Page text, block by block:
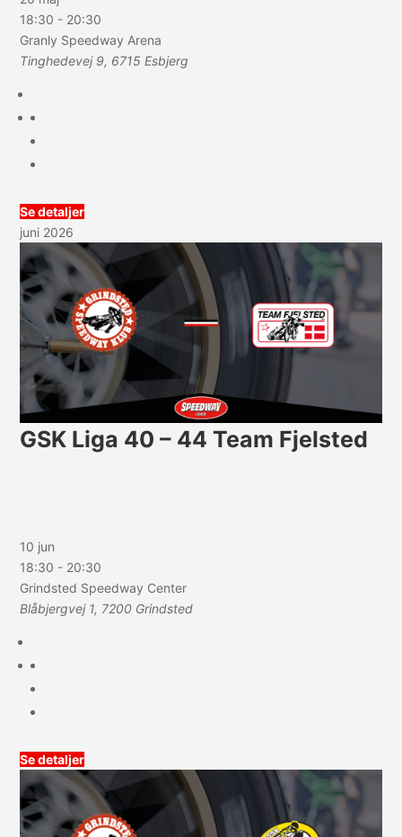
18:30 - 20:30
Granly Speedway Arena
Tinghedevej 9, 6715 Esbjerg
Se detaljer
juni 2026
GSK Liga 40 – 44 Team Fjelsted
10 jun
18:30 - 20:30
Grindsted Speedway Center
Blåbjergvej 1, 7200 Grindsted
Se detaljer